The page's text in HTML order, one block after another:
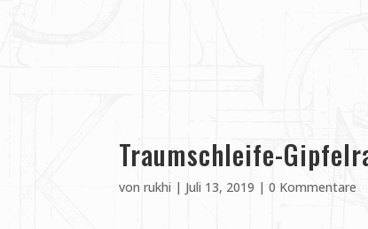
Traumschleife-
vonrukhi | Juli 13, 2019 |0 Kommentare